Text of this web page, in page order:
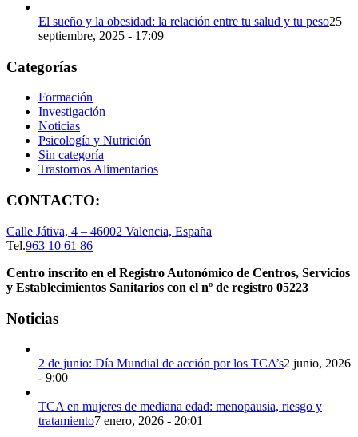
El sueño y la obesidad: la relación entre tu salud y tu peso25
septiembre, 2025 - 17:09
Categorías
Formación
Investigación
Noticias
Psicología y Nutrición
Sin categoría
Trastornos Alimentarios
CONTACTO:
Calle Játiva, 4 – 46002 Valencia, España
Tel.963 10 61 86
Centro inscrito en el Registro Autonómico de Centros, Servicios
y Establecimientos Sanitarios con el nº de registro 05223
Noticias
2 de junio: Día Mundial de acción por los TCA’s2 junio, 2026
- 9:00
TCA en mujeres de mediana edad: menopausia, riesgo y
tratamiento7 enero, 2026 - 20:01